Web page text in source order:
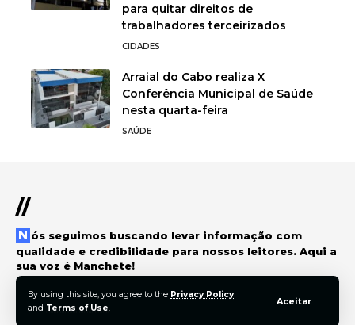
By using this site, you agree to the Privacy Policy
and Terms of Use.
Aceitar
para quitar direitos de
trabalhadores terceirizados
CIDADES
Arraial do Cabo realiza X
Conferência Municipal de Saúde
nesta quarta-feira
SAÚDE
//
Nós seguimos buscando levar informação com
qualidade e credibilidade para nossos leitores. Aqui a
sua voz é Manchete!
© 2022 Foxiz News Network. Ruby Design Company. All Rights Reserved.